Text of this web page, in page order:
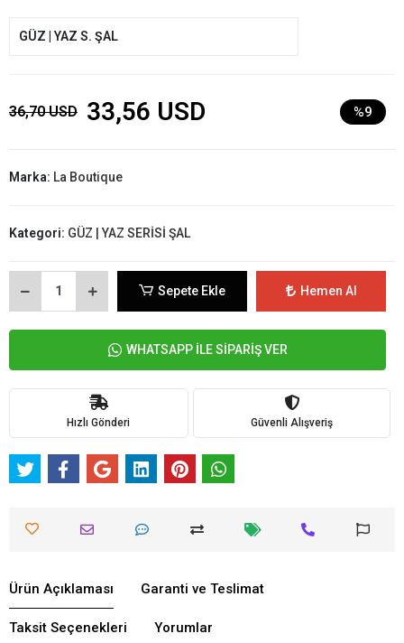
GÜZ | YAZ S. ŞAL
36,70 USD 33,56 USD %9
Marka: La Boutique
Kategori: GÜZ | YAZ SERİSİ ŞAL
Sepete Ekle Hemen Al
WHATSAPP İLE SİPARİŞ VER
Hızlı Gönderi Güvenli Alışveriş
Ürün Açıklaması Garanti ve Teslimat
Taksit Seçenekleri Yorumlar